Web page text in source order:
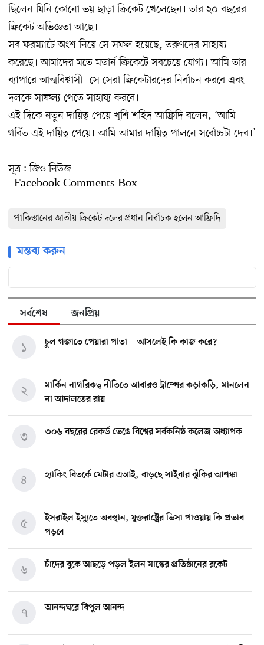
ছিলেন যিনি কোনো ভয় ছাড়া ক্রিকেট খেলেছেন। তার ২০ বছরের
ক্রিকেট অভিজ্ঞতা আছে।
সব ফরম্যাটে অংশ নিয়ে সে সফল হয়েছে, তরুণদের সাহায্য
করেছে। আমাদের মতে মডার্ন ক্রিকেটে সবচেয়ে যোগ্য। আমি তার
ব্যাপারে আত্মবিশ্বাসী। সে সেরা ক্রিকেটারদের নির্বাচন করবে এবং
দলকে সাফল্য পেতে সাহায্য করবে।
এই দিকে নতুন দায়িত্ব পেয়ে খুশি শহিদ আফ্রিদি বলেন, ‘আমি
গর্বিত এই দায়িত্ব পেয়ে। আমি আমার দায়িত্ব পালনে সর্বোচ্চটা দেব।’
সূত্র : জিও নিউজ
Facebook Comments Box
পাকিস্তানের জাতীয় ক্রিকেট দলের প্রধান নির্বাচক হলেন আফ্রিদি
মন্তব্য করুন
সর্বশেষ জনপ্রিয়
চুল গজাতে পেয়ারা পাতা—আসলেই কি কাজ করে?
১
মার্কিন নাগরিকত্ব নীতিতে আবারও ট্রাম্পের কড়াকড়ি, মানলেন
না আদালতের রায়
২
৩০৬ বছরের রেকর্ড ভেঙে বিশ্বের সর্বকনিষ্ঠ কলেজ অধ্যাপক
৩
হ্যাকিং বিতর্কে মেটার এআই, বাড়ছে সাইবার ঝুঁকির আশঙ্কা
৪
ইসরাইল ইস্যুতে অবস্থান, যুক্তরাষ্ট্রের ভিসা পাওয়ায় কি প্রভাব
পড়বে
৫
চাঁদের বুকে আছড়ে পড়ল ইলন মাস্কের প্রতিষ্ঠানের রকেট
৬
আনন্দঘরে বিপুল আনন্দ
৭